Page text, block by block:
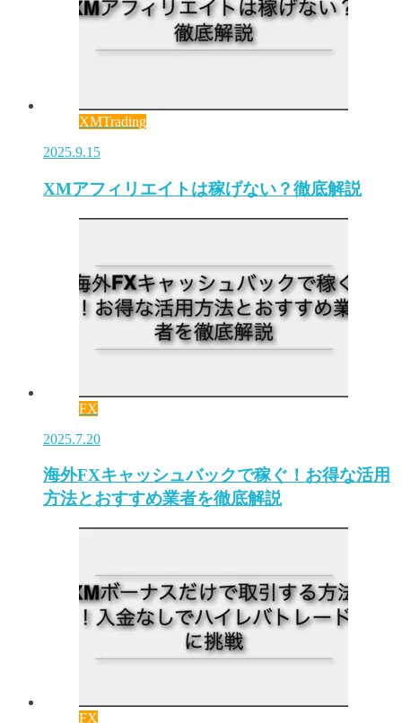
XMTrading
2025.9.15
XMアフィリエイトは稼げない？徹底解説
FX
2025.7.20
海外FXキャッシュバックで稼ぐ！お得な活用
方法とおすすめ業者を徹底解説
FX